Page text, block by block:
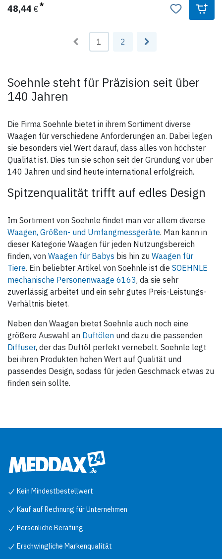
> Netzbetrieb
Eichung geeicht nach Klasse III, MPG Klasse 1
Ziffernschritt: 50 g / 100 g
48,44 €
1 2
Soehnle steht für Präzision seit über
140 Jahren
Die Firma Soehnle bietet in ihrem Sortiment diverse
Waagen für verschiedene Anforderungen an. Dabei legen
sie besonders viel Wert darauf, dass alles von höchster
Qualität ist. Dies tun sie schon seit der Gründung vor über
140 Jahren und sind heute international erfolgreich.
Spitzenqualität trifft auf edles Design
Im Sortiment von Soehnle findet man vor allem diverse
Waagen, Größen- und Umfangmessgeräte. Man kann in
dieser Kategorie Waagen für jeden Nutzungsbereich
finden, von Waagen für Babys bis hin zu Waagen für
Tiere. Ein beliebter Artikel von Soehnle ist die SOEHNLE
mechanische Personenwaage 6163, da sie sehr
zuverlässig arbeitet und ein sehr gutes Preis-Leistungs-
Verhältnis bietet.
Neben den Waagen bietet Soehnle auch noch eine
größere Auswahl an Duftölen und dazu die passenden
Diffuser, der das Duftöl perfekt vernebelt. Soehnle legt
bei ihren Produkten hohen Wert auf Qualität und
passendes Design, sodass für jeden Geschmack etwas zu
finden sein sollte.
Kein Mindestbestellwert
Kauf auf Rechnung für Unternehmen
Persönliche Beratung
Erschwingliche Markenqualität